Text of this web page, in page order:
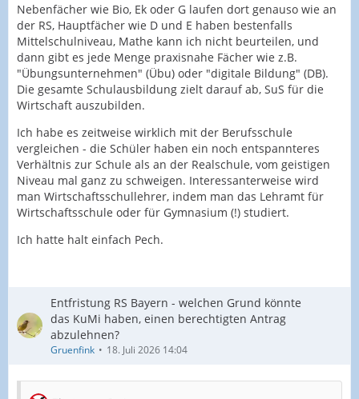
Nebenfächer wie Bio, Ek oder G laufen dort genauso wie an
der RS, Hauptfächer wie D und E haben bestenfalls
Mittelschulniveau, Mathe kann ich nicht beurteilen, und
dann gibt es jede Menge praxisnahe Fächer wie z.B.
"Übungsunternehmen" (Übu) oder "digitale Bildung" (DB).
Die gesamte Schulausbildung zielt darauf ab, SuS für die
Wirtschaft auszubilden.
Ich habe es zeitweise wirklich mit der Berufsschule
vergleichen - die Schüler haben ein noch entspannteres
Verhältnis zur Schule als an der Realschule, vom geistigen
Niveau mal ganz zu schweigen. Interessanterweise wird
man Wirtschaftsschullehrer, indem man das Lehramt für
Wirtschaftsschule oder für Gymnasium (!) studiert.
Ich hatte halt einfach Pech.
Entfristung RS Bayern - welchen Grund könnte
das KuMi haben, einen berechtigten Antrag
abzulehnen?
Gruenfink 18. Juli 2026 14:04